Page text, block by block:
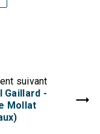
suivant
Gaillard -
Mollat